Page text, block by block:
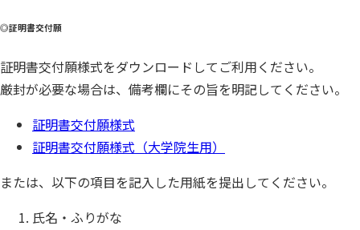
◎証明書交付願
証明書交付願様式をダウンロードしてご利用ください。
厳封が必要な場合は、備考欄にその旨を明記してください。
証明書交付願様式
証明書交付願様式（大学院生用）
または、以下の項目を記入した用紙を提出してください。
氏名・ふりがな